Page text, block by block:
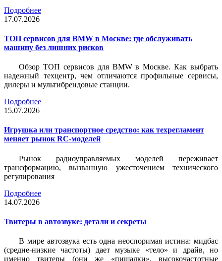
Подробнее
17.07.2026
ТОП сервисов для BMW в Москве: где обслуживать
машину без лишних рисков
Обзор ТОП сервисов для BMW в Москве. Как выбрать
надежный техцентр, чем отличаются профильные сервисы,
дилеры и мультибрендовые станции.
Подробнее
15.07.2026
Игрушка или транспортное средство: как техрегламент
меняет рынок RC-моделей
Рынок радиоуправляемых моделей переживает
трансформацию, вызванную ужесточением технического
регулирования
Подробнее
14.07.2026
Твитеры в автозвуке: детали и секреты
В мире автозвука есть одна неоспоримая истина: мидбас
(средне-низкие частоты) дает музыке «тело» и драйв, но
именно твитеры (они же «пищалки», высокочастотные